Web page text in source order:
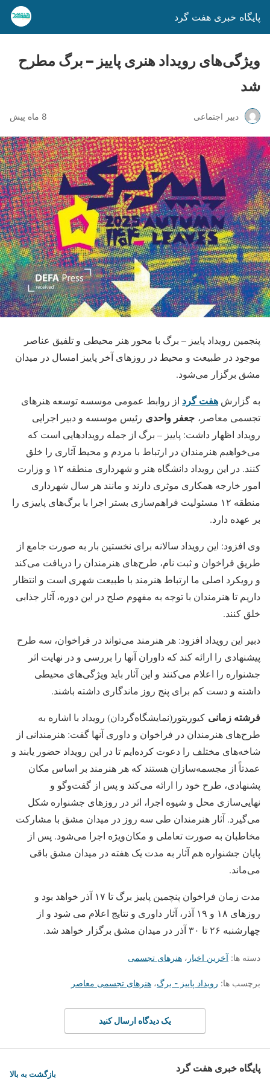
پایگاه خبری هفت گرد
ویژگی‌های رویداد هنری پاییز – برگ مطرح
شد
دبیر اجتماعی 8 ماه پیش
پنجمین رویداد پاییز – برگ با محور هنر محیطی و تلفیق عناصر
موجود در طبیعت و محیط در روزهای آخر پاییز امسال در میدان
مشق برگزار می‌شود.
به گزارش هفت گرد از روابط عمومی موسسه توسعه هنرهای
تجسمی معاصر، جعفر واحدی رئیس موسسه و دبیر اجرایی
رویداد اظهار داشت: پاییز – برگ از جمله رویدادهایی است که
می‌خواهیم هنرمندان در ارتباط با مردم و محیط آثاری را خلق
کنند. در این رویداد دانشگاه هنر و شهرداری منطقه ۱۲ و وزارت
امور خارجه همکاری موثری دارند و مانند هر سال شهرداری
منطقه ۱۲ مسئولیت فراهم‌سازی بستر اجرا با برگ‌های پاییزی را
بر عهده دارد.
وی افزود: این رویداد سالانه برای نخستین بار به صورت جامع از
طریق فراخوان و ثبت نام، طرح‌های هنرمندان را دریافت می‌کند
و رویکرد اصلی ما ارتباط هنرمند با طبیعت شهری است و انتظار
داریم تا هنرمندان با توجه به مفهوم صلح در این دوره، آثار جذابی
خلق کنند.
دبیر این رویداد افزود: هر هنرمند می‌تواند در فراخوان، سه طرح
پیشنهادی را ارائه کند که داوران آنها را بررسی و در نهایت اثر
جشنواره را اعلام می‌کنند و این آثار باید ویژگی‌های محیطی
داشته و دست کم برای پنج روز ماندگاری داشته باشند.
فرشته زمانی کیوریتور(نمایشگاه‌گردان) رویداد با اشاره به
طرح‌های هنرمندان در فراخوان و داوری آنها گفت: هنرمندانی از
شاخه‌های مختلف را دعوت کرده‌ایم تا در این رویداد حضور یابند و
عمدتاً از مجسمه‌سازان هستند که هر هنرمند بر اساس مکان
پشنهادی، طرح خود را ارائه می‌کند و پس از گفت‌وگو و
نهایی‌سازی محل و شیوه اجرا، اثر در روزهای جشنواره شکل
می‌گیرد. آثار هنرمندان طی سه روز در میدان مشق با مشارکت
مخاطبان به صورت تعاملی و مکان‌ویژه اجرا می‌شود. پس از
پایان جشنواره هم آثار به مدت یک هفته در میدان مشق باقی
می‌ماند.
مدت زمان فراخوان پنچمین پاییز برگ تا ۱۷ آذر خواهد بود و
روزهای ۱۸ و ۱۹ آذر، آثار داوری و نتایج اعلام می شود و از
چهارشنبه ۲۶ تا ۳۰ آذر در میدان مشق برگزار خواهد شد.
دسته ها: آخرین اخبار ، هنرهای تجسمی
برچسب ها: رویداد پاییز - برگ، هنرهای تجسمی معاصر
یک دیدگاه ارسال کنید
پایگاه خبری هفت گرد بازگشت به بالا